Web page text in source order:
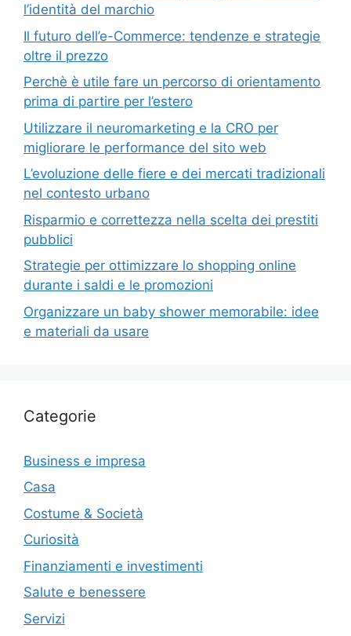
l’identità del marchio
Il futuro dell’e-Commerce: tendenze e strategie
oltre il prezzo
Perchè è utile fare un percorso di orientamento
prima di partire per l’estero
Utilizzare il neuromarketing e la CRO per
migliorare le performance del sito web
L’evoluzione delle fiere e dei mercati tradizionali
nel contesto urbano
Risparmio e correttezza nella scelta dei prestiti
pubblici
Strategie per ottimizzare lo shopping online
durante i saldi e le promozioni
Organizzare un baby shower memorabile: idee
e materiali da usare
Categorie
Business e impresa
Casa
Costume & Società
Curiosità
Finanziamenti e investimenti
Salute e benessere
Servizi